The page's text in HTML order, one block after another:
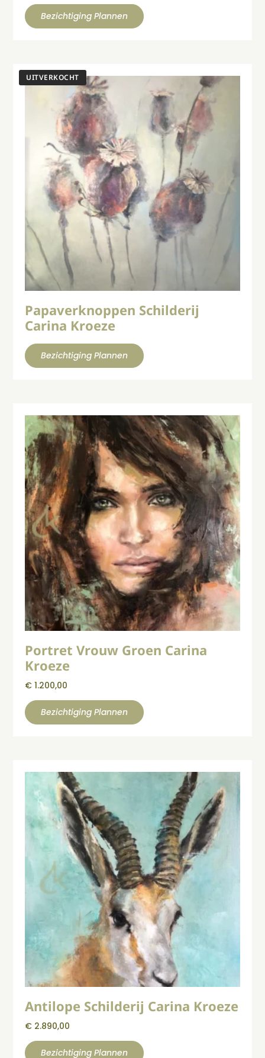
Bezichtiging Plannen
Papaverknoppen Schilderij
Carina Kroeze
Bezichtiging Plannen
Portret Vrouw Groen Carina
Kroeze
€ 1.200,00
Bezichtiging Plannen
Antilope Schilderij Carina Kroeze
€ 2.890,00
Bezichtiging Plannen